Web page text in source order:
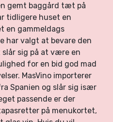
gemt baggård tæt på
tidligere huset en
en gammeldags
har valgt at bevare den
sig på at være en
for en bid god mad
MasVino importerer
Spanien og slår sig især
passende er der
på menukortet,